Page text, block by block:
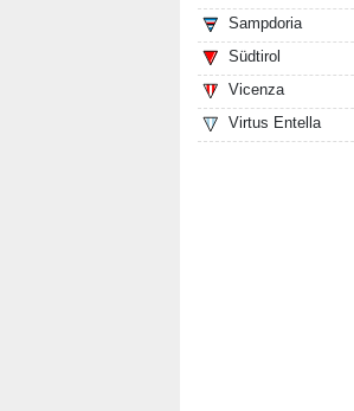
Sampdoria
Südtirol
Vicenza
Virtus Entella